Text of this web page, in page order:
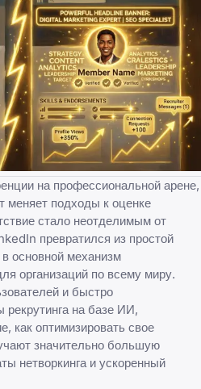
на профессиональной арене,
меняет подходы к оценке
стало неотделимым от
превратился из простой
основной механизм
организаций по всему миру.
и быстро
на базе ИИ,
как оптимизировать свое
значительно большую
нетворкинга и ускоренный